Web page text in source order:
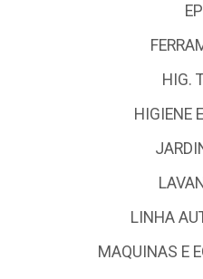
HIG.
HIGIENE
LINHA
MAQUINAS E